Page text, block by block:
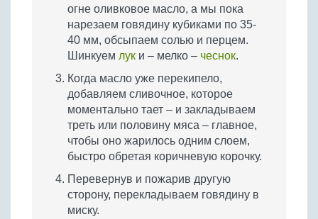
огне оливковое масло, а мы пока
нарезаем говядину кубиками по 35-
40 мм, обсыпаем солью и перцем.
Шинкуем лук и – мелко – чеснок.
Когда масло уже перекипело,
добавляем сливочное, которое
моментально тает – и закладываем
треть или половину мяса – главное,
чтобы оно жарилось одним слоем,
быстро обретая коричневую корочку.
Перевернув и пожарив другую
сторону, перекладываем говядину в
миску.